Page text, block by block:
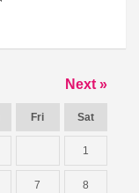
Next »
Fri Sat
1
7 8